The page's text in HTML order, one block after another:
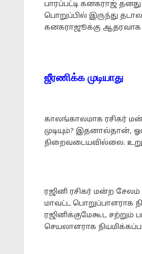
பாரப்பட்டி கனகராஜ்
பொறுப்பில் இருந்து
கனகராஜூக்கு ஆதரவாக
ஜீரணிக்க முடியாது
காலங்காலமாக ரசிகர்
முடியும்? இதனால்தான்,
நிறைவடையவில்லை.
ரஜினி ரசிகர் மன்ற
மாவட்ட பொறுப்பாளராக
ரஜினிக்குமேகூட
செயலாளராக